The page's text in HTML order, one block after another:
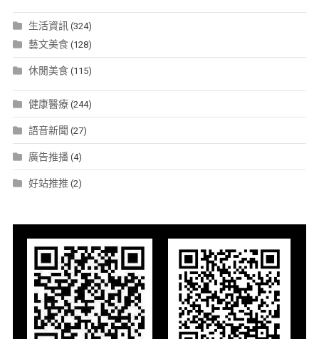
生活資訊(324)
藝文美食(128)
休閒美食(115)
健康醫療(244)
語音新聞 (27)
廣告推播(4)
好站推推 (2)